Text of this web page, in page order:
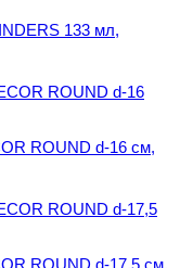
133 мл,
ROUND d-16 см,
ROUND d-17,5 см,